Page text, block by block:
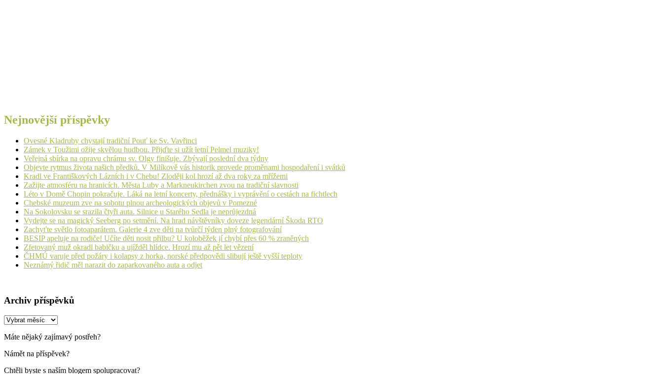
Nejnovější příspěvky
Ovesné Kladruby chystají tradiční Pouť ke Sv. Vavřinci
Zámek v Toužimi ožije skvělou hudbou. Přijďte si užít letní Pelmel muziky!
Veřejná sbírka na opravu chrámu sv. Olgy finišuje. Zbývají poslední dva týdny
Objevte rytmus života našich předků. V Milíkově vás historik provede proměnami hospodaření i svátků
Kradl ve Františkových Lázních i v Chebu! Zloději kol hrozí až dva roky za mřížemi
Zažijte atmosféru na hranicích. Města Luby a Markneukirchen zvou na tradiční slavnosti
Léto v Domě Chopin pokračuje. Láká na letní koncerty, přednášky i vyprávění o cestách na fichtlech
Chebské muzeum zve na sobotu plnou archeologických objevů v Pomezné
Na Sokolovsku se srazila čtyři auta. Silnice u Starého Sedla je neprůjezdná
Vydejte se na magický Seeberg po setmění. Na hrad návštěvníky doveze legendární Škoda RTO
Zachyťte světlo fotoaparátem. Galerie 4 zve děti na tvůrčí týden plný fotografování
BESIP apeluje na rodiče! Učíte děti nosit přilbu? U koloběžek jí chybí přes 60 % zraněných
Zfetovaný muž okradl babičku a ujížděl hlídce. Hrozí mu až pět let vězení
ČHMÚ varuje před požáry i kolapsy z horka, norské předpovědi slibují ještě vyšší teploty
Neznámý řidič měl narazit do zaparkovaného auta a odjet
Archiv příspěvků
Archiv
Máte nějaký zajímavý postřeh?
Námět na příspěvek?
Chtěli byste s naším blogem spolupracovat?